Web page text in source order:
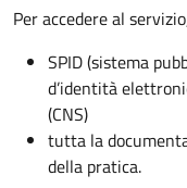
Per accedere al
SPID (sistema
d’identità
(CNS)
tutta la
della pratica.